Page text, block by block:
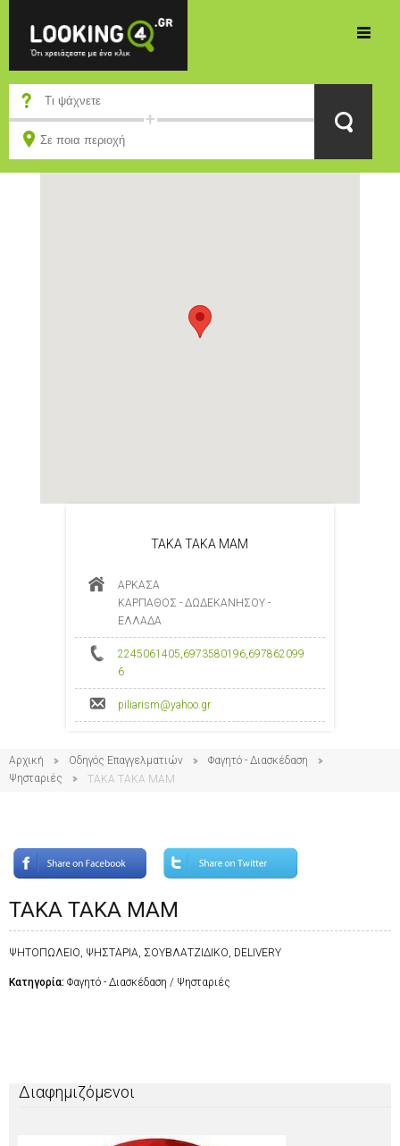
TAKA TAKA MAM
ΑΡΚΑΣΑ
ΚΑΡΠΑΘΟΣ - ΔΩΔΕΚΑΝΗΣΟΥ -
ΕΛΛΑΔΑ
2245061405,6973580196,697862099
6
piliarism@yahoo.gr
Αρχική Οδηγός Επαγγελματιών
Φαγητό - Διασκέδαση
Ψησταριές
TAKA TAKA MAM
TAKA TAKA MAM
ΨΗΤΟΠΩΛΕΙΟ, ΨΗΣΤΑΡΙΑ, ΣΟΥΒΛΑΤΖΙΔΙΚΟ, DELIVERY
Κατηγορία: Φαγητό - Διασκέδαση / Ψησταριές
Διαφημιζόμενοι